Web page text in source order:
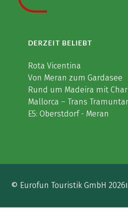
DERZEIT BELIEBT
Rota Vicentina
Von Meran zum Gardasee
Rund um Madeira mit
Mallorca – Trans
E5: Oberstdorf - Meran
© Eurofun Touristik GmbH 2026